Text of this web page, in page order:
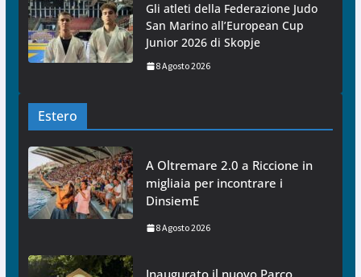
Gli atleti della Federazione Judo
San Marino all’European Cup
Junior 2026 di Skopje
8 Agosto 2026
Estero
A Oltremare 2.0 a Riccione in
migliaia per incontrare i
DinsiemE
8 Agosto 2026